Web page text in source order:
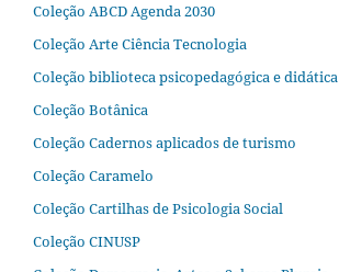
Coleção ABCD Agenda 2030
Coleção Arte Ciência Tecnologia
Coleção biblioteca psicopedagógica e didática
Coleção Botânica
Coleção Cadernos aplicados de turismo
Coleção Caramelo
Coleção Cartilhas de Psicologia Social
Coleção CINUSP